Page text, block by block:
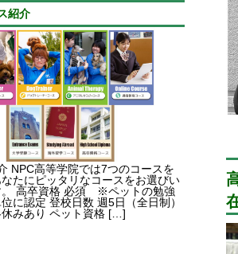
紹介
NPC高等学院では7つのコースを
たにピッタリなコースをお選びい
。 高卒資格 必須 ※ペットの勉強
に認定 登校日数 週5日（全日制）
みあり ペット資格 […]